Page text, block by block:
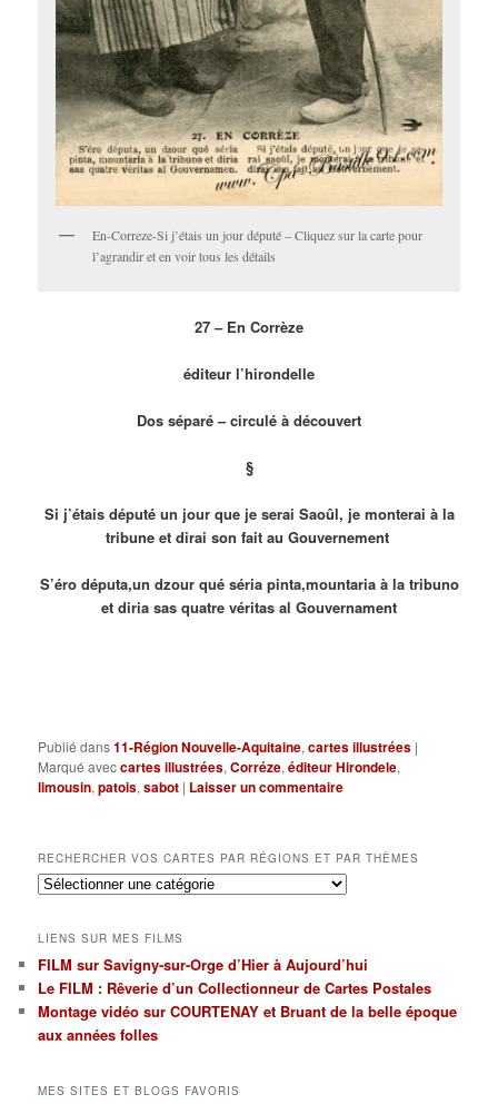
En-Correze-Si j’étais un jour député – Cliquez sur la carte pour
l’agrandir et en voir tous les détails
27 – En Corrèze
éditeur l’hirondelle
Dos séparé – circulé à découvert
§
Si j’étais député un jour que je serai Saoûl, je monterai à la
tribune et dirai son fait au Gouvernement
S’éro députa,un dzour qué séria pinta,mountaria à la tribuno
et diria sas quatre véritas al Gouvernament
Publié dans11-Région Nouvelle-Aquitaine,cartes illustrées |
Marqué aveccartes illustrées,Corréze,éditeur Hirondele,
limousin,patois,sabot | Laisser un commentaire
RECHERCHER VOS CARTES PAR RÉGIONS ET PAR THÈMES
Rechercher
par
régions
et
par
thèmes
LIENS SUR MES FILMS
FILM sur Savigny-sur-Orge d’Hier à Aujourd’hui
Le FILM : Rêverie d’un Collectionneur de Cartes Postales
Montage vidéo sur COURTENAY et Bruant de la belle époque
aux années folles
MES SITES ET BLOGS FAVORIS